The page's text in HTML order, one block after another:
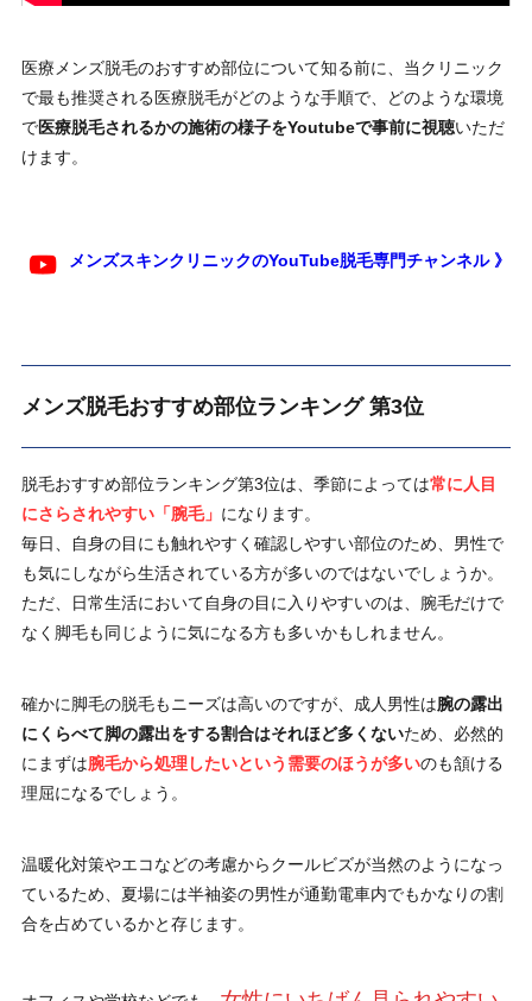
医療メンズ脱毛のおすすめ部位について知る前に、当クリニック
で最も推奨される医療脱毛がどのような手順で、どのような環境
で医療脱毛されるかの施術の様子をYoutubeで事前に視聴いただ
けます。
メンズスキンクリニックのYouTube脱毛専門チャンネル 》
メンズ脱毛おすすめ部位ランキング 第3位
脱毛おすすめ部位ランキング第3位は、季節によっては常に人目
にさらされやすい「腕毛」 になります。
毎日、自身の目にも触れやすく確認しやすい部位のため、男性で
も気にしながら生活されている方が多いのではないでしょうか。
ただ、日常生活において自身の目に入りやすいのは、腕毛だけで
なく脚毛も同じように気になる方も多いかもしれません。
確かに脚毛の脱毛もニーズは高いのですが、成人男性は腕の露出
にくらべて脚の露出をする割合はそれほど多くないため、必然的
にまずは腕毛から処理したいという需要のほうが多いのも頷ける
理屈になるでしょう。
温暖化対策やエコなどの考慮からクールビズが当然のようになっ
ているため、夏場には半袖姿の男性が通勤電車内でもかなりの割
合を占めているかと存じます。